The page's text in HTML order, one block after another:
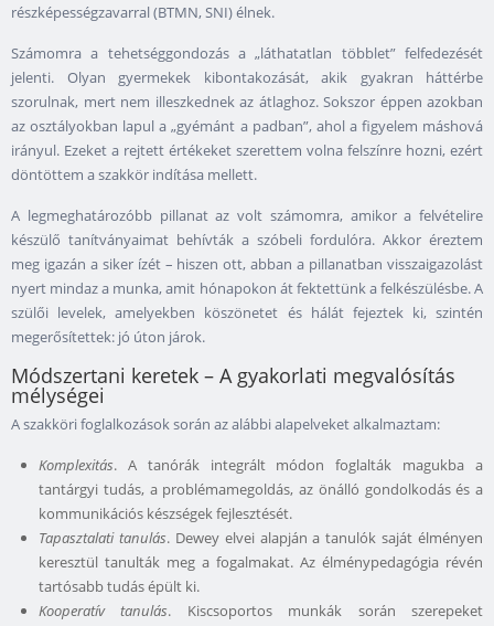
részképességzavarral (BTMN, SNI) élnek.
Számomra a tehetséggondozás a „láthatatlan többlet” felfedezését
jelenti. Olyan gyermekek kibontakozását, akik gyakran háttérbe
szorulnak, mert nem illeszkednek az átlaghoz. Sokszor éppen azokban
az osztályokban lapul a „gyémánt a padban”, ahol a figyelem máshová
irányul. Ezeket a rejtett értékeket szerettem volna felszínre hozni, ezért
döntöttem a szakkör indítása mellett.
A legmeghatározóbb pillanat az volt számomra, amikor a felvételire
készülő tanítványaimat behívták a szóbeli fordulóra. Akkor éreztem
meg igazán a siker ízét – hiszen ott, abban a pillanatban visszaigazolást
nyert mindaz a munka, amit hónapokon át fektettünk a felkészülésbe. A
szülői levelek, amelyekben köszönetet és hálát fejeztek ki, szintén
megerősítettek: jó úton járok.
Módszertani keretek – A gyakorlati megvalósítás
mélységei
A szakköri foglalkozások során az alábbi alapelveket alkalmaztam:
Komplexitás. A tanórák integrált módon foglalták magukba a
tantárgyi tudás, a problémamegoldás, az önálló gondolkodás és a
kommunikációs készségek fejlesztését.
Tapasztalati tanulás. Dewey elvei alapján a tanulók saját élményen
keresztül tanulták meg a fogalmakat. Az élménypedagógia révén
tartósabb tudás épült ki.
Kooperatív tanulás. Kiscsoportos munkák során szerepeket